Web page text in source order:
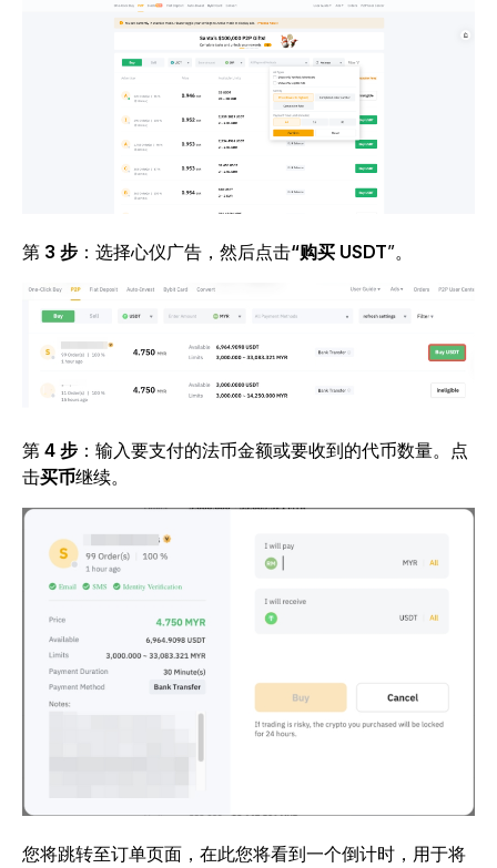
第 3 步 ：选择心仪广告，然后点击“购买 USDT”。
第 4 步 ：输入要支付的法币金额或要收到的代币数量。点
击买币继续。
您将跳转至订单页面，在此您将看到一个倒计时，用于将